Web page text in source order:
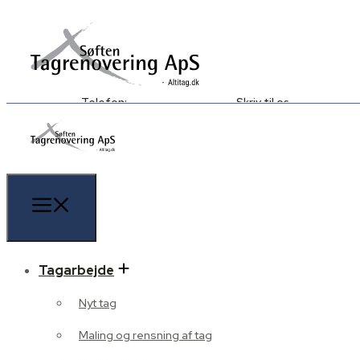
Telefon:
Skriv til os
Tagarbejde
Nyt tag
Maling og rensning af tag